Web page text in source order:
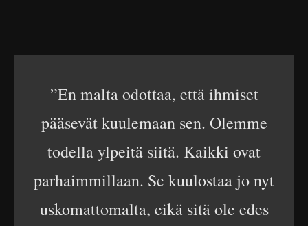
”En malta odottaa, että ihmiset
pääsevät kuulemaan sen. Olemme
todella ylpeitä siitä. Kaikki ovat
parhaimmillaan. Se kuulostaa jo nyt
uskomattomalta, eikä sitä ole edes